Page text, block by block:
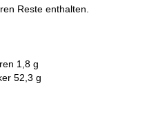
Reste enthalten
1,8 g
52,3 g